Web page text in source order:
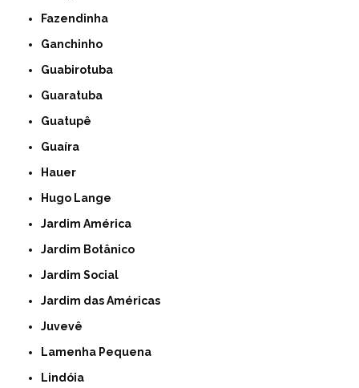
Fazendinha
Ganchinho
Guabirotuba
Guaratuba
Guatupê
Guaíra
Hauer
Hugo Lange
Jardim América
Jardim Botânico
Jardim Social
Jardim das Américas
Juvevê
Lamenha Pequena
Lindóia